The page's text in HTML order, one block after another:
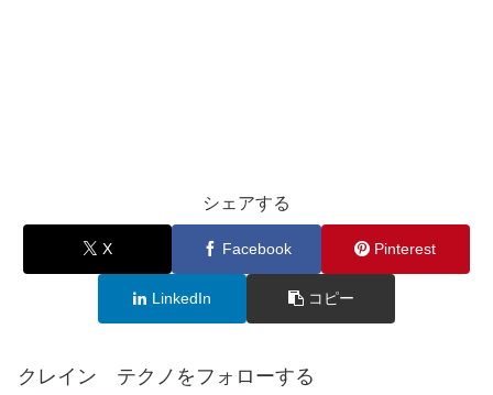
シェアする
X Facebook Pinterest
LinkedIn コピー
クレイン テクノをフォローする